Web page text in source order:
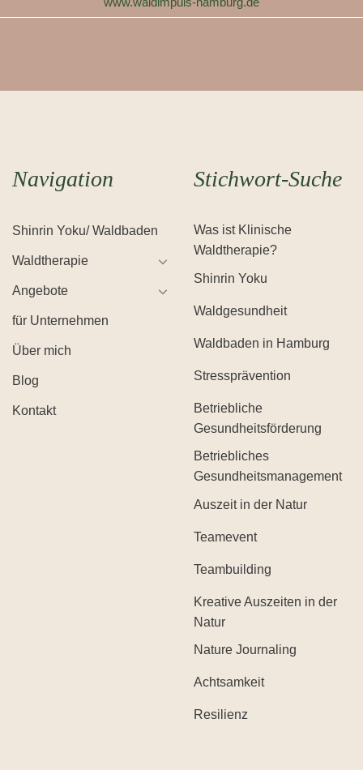
Navigation
Shinrin Yoku/ Waldbaden
Waldtherapie
Angebote
für Unternehmen
Über mich
Blog
Kontakt
Stichwort-Suche
Was ist Klinische
Waldtherapie?
Shinrin Yoku
Waldgesundheit
Waldbaden in Hamburg
Stressprävention
Betriebliche
Gesundheitsförderung
Betriebliches
Gesundheitsmanagement
Auszeit in der Natur
Teamevent
Teambuilding
Kreative Auszeiten in der
Natur
Nature Journaling
Achtsamkeit
Resilienz